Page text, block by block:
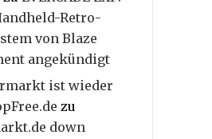
Retro-
von Blaze
angekündigt
ist wieder
zu
down